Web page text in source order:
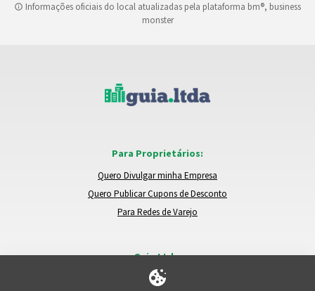
Informações oficiais do local atualizadas pela plataforma bm®, business
monster
Para Proprietários:
Quero Divulgar minha Empresa
Quero Publicar Cupons de Desconto
Para Redes de Varejo
Guia.Ltda:
Locais e Empresas